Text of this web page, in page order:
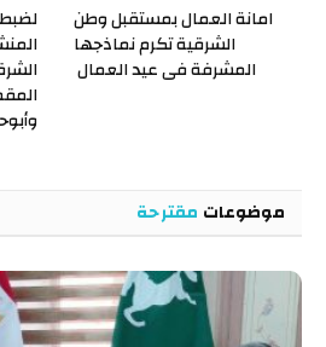
امانة العمال بمستقبل وطن
الشرقية تكرم نماذجها
المشرفة فى عيد العمال
موضوعات مقترحة